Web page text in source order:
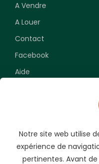
A Vendre
A Louer
Contact
Facebook
Aide
Souscrivez pour
Notre site web utilise
expérience de
pertinentes. Avant